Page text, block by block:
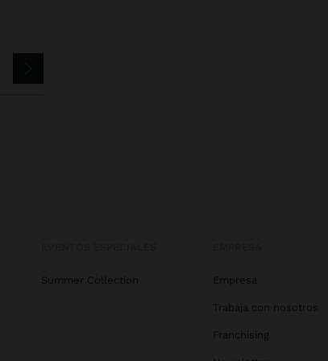
Summer Collection Empresa
Trabaja con nosotros
Franchising